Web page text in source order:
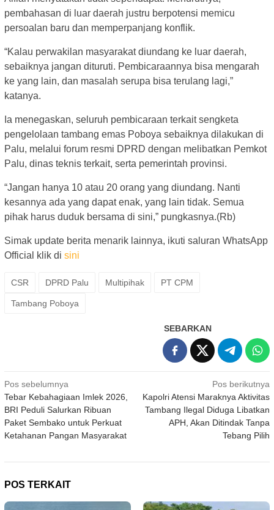
pembahasan di luar daerah justru berpotensi memicu
persoalan baru dan memperpanjang konflik.
“Kalau perwakilan masyarakat diundang ke luar daerah,
sebaiknya jangan dituruti. Pembicaraannya bisa mengarah
ke yang lain, dan masalah serupa bisa terulang lagi,”
katanya.
Ia menegaskan, seluruh pembicaraan terkait sengketa
pengelolaan tambang emas Poboya sebaiknya dilakukan di
Palu, melalui forum resmi DPRD dengan melibatkan Pemkot
Palu, dinas teknis terkait, serta pemerintah provinsi.
“Jangan hanya 10 atau 20 orang yang diundang. Nanti
kesannya ada yang dapat enak, yang lain tidak. Semua
pihak harus duduk bersama di sini,” pungkasnya.(Rb)
Simak update berita menarik lainnya, ikuti saluran WhatsApp
Official klik di sini
CSR DPRD Palu Multipihak PT CPM
Tambang Poboya
SEBARKAN
Navigasi
pos
Pos sebelumnya
Tebar Kebahagiaan Imlek 2026,
BRI Peduli Salurkan Ribuan
Paket Sembako untuk Perkuat
Ketahanan Pangan Masyarakat
Pos berikutnya
Kapolri Atensi Maraknya Aktivitas
Tambang Ilegal Diduga Libatkan
APH, Akan Ditindak Tanpa
Tebang Pilih
POS TERKAIT